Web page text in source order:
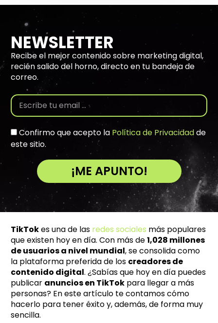
NEWSLETTER
Recibe el mejor contenido sobre marketing digital,
recién salido del horno, directo en tu bandeja de
correo.
Confirmo que acepto la Política de Privacidadde
este sitio.
¡ME APUNTO!
t
r
n
a
t
i
v
e
:
TikTokes una de las redes sociales más populares
que existen hoy en día. Con más de1,028 millones
de usuarios a nivel mundial, se consolida como
la plataforma preferida de los creadores de
contenido digital. ¿Sabías que hoy en día puedes
publicar anuncios en TikTok para llegar a más
personas? En este artículo te contamos cómo
hacerlo para tener éxito y, además, de forma muy
sencilla.